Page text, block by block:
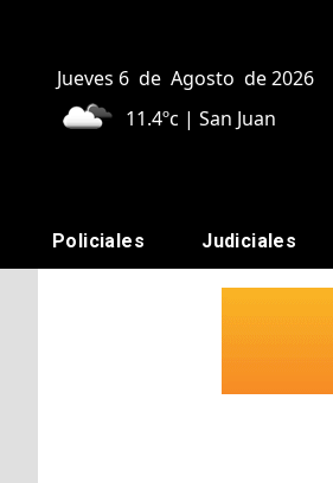
Jueves 6 de Agosto de 2026
11.4ºc | San Juan
Policiales Judiciales